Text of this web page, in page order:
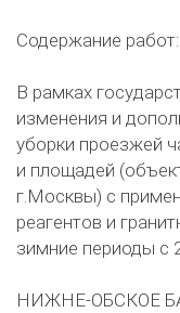
Содержание работ:
В рамках
изменения и
уборки проезжей
и площадей
г.Москвы) с
реагентов и
зимние периоды с
НИЖНЕ-ОБСКОЕ